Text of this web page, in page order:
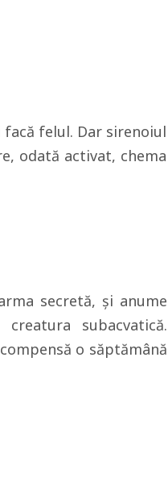
felul. Dar sirenoiul
odată activat, chema
secretă, şi anume
subacvatică.
o săptămână